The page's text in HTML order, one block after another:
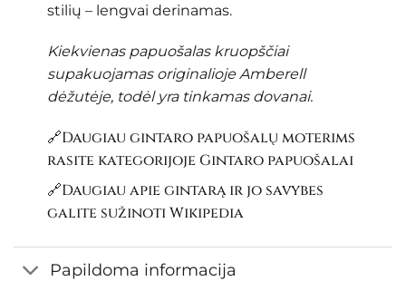
stilių – lengvai derinamas.
Kiekvienas papuošalas kruopščiai
supakuojamas originalioje Amberell
dėžutėje, todėl yra tinkamas dovanai.
🔗Daugiau gintaro papuošalų moterims
rasite kategorijoje Gintaro papuošalai
🔗Daugiau apie gintarą ir jo savybes
galite sužinotiWikipedia
Papildoma informacija